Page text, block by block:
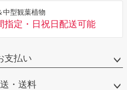
中型観葉植物
指定・日祝日配送可能
支払い
・送料